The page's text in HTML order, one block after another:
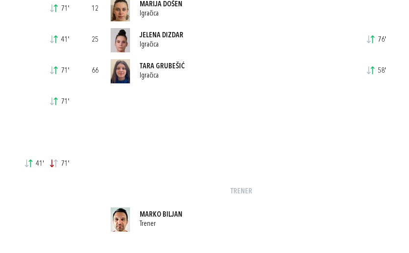
71'
41'
71'
71'
41' 71'
12
MARIJA DOŠEN
Igračica
25
JELENA DIZDAR
Igračica
76'
66
TARA GRUBEŠIĆ
Igračica
58'
TRENER
MARKO BILJAN
Trener